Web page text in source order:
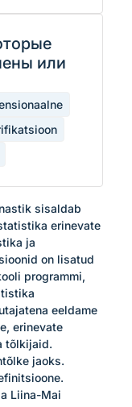
или
sisaldab
erinevate
ja
on lisatud
programmi,
eeldame
erinevate
tõlkijaid.
jaoks.
Liina-Mai